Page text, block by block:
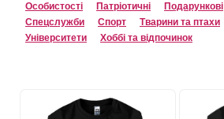
Особистості
Патріотичні Подарункові
Спецслужби
Спорт Тварини та птахи
Університети
Хоббі та відпочинок